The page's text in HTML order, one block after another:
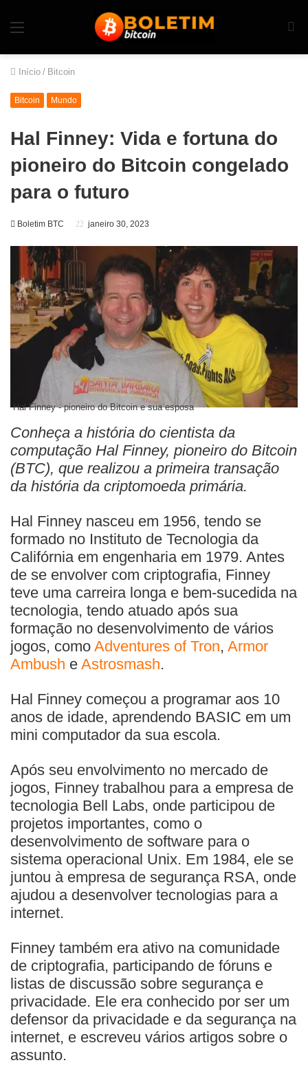
Início / Bitcoin
Bitcoin Mundo
Hal Finney: Vida e fortuna do
pioneiro do Bitcoin congelado
para o futuro
Boletim BTC janeiro 30, 2023
Hal Finney - pioneiro do Bitcoin e sua esposa
Conheça a história do cientista da
computação Hal Finney, pioneiro do Bitcoin
(BTC), que realizou a primeira transação
da história da criptomoeda primária.
Hal Finney nasceu em 1956, tendo se
formado no Instituto de Tecnologia da
Califórnia em engenharia em 1979. Antes
de se envolver com criptografia, Finney
teve uma carreira longa e bem-sucedida na
tecnologia, tendo atuado após sua
formação no desenvolvimento de vários
jogos, como Adventures of Tron, Armor
Ambush e Astrosmash.
Hal Finney começou a programar aos 10
anos de idade, aprendendo BASIC em um
mini computador da sua escola.
Após seu envolvimento no mercado de
jogos, Finney trabalhou para a empresa de
tecnologia Bell Labs, onde participou de
projetos importantes, como o
desenvolvimento de software para o
sistema operacional Unix. Em 1984, ele se
juntou à empresa de segurança RSA, onde
ajudou a desenvolver tecnologias para a
internet.
Finney também era ativo na comunidade
de criptografia, participando de fóruns e
listas de discussão sobre segurança e
privacidade. Ele era conhecido por ser um
defensor da privacidade e da segurança na
internet, e escreveu vários artigos sobre o
assunto.